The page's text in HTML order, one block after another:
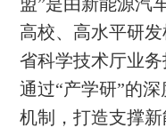
高校、高水平研
省科学技术厅业
通过“产学研”的
机制，打造支撑